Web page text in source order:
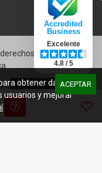
reservados
ACEPTAR
obtener datos
usuarios y mejorar
Accredited
Business
Excelente
4.8 / 5